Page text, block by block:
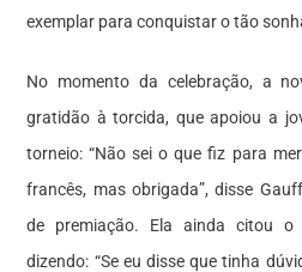
exemplar para conquistar o tão
No momento da celebração, a
gratidão à torcida, que apoiou a
torneio: “Não sei o que fiz para
francês, mas obrigada”, disse
de premiação. Ela ainda citou o
dizendo: “Se eu disse que tinha